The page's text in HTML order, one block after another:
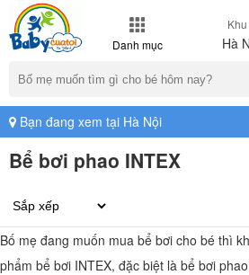
Danh mục Hà
Bạn đang xem tại Hà Nội
Bể bơi phao INTEX
Bố mẹ đang muốn mua bể bơi cho bé thì
phẩm bể bơi INTEX, đặc biệt là bể bơi